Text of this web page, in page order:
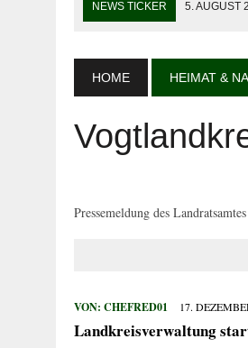
NEWS TICKER 5. AUGUST
3. AUGUST 2026 |
29. JULI 2026 SOMMER IN
29. JULI 2026 HOHER
27. JULI 2026 | EINBRUCH IN
HOME HEIMAT &
Pressemeldung des
VON: CHEFRED01 17.
Landkreisverwaltung